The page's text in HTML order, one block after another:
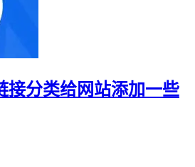
接分类给网站添加一些